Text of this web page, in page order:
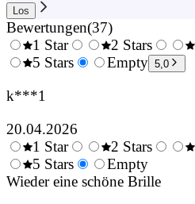
Los
Bewertungen(37)
0.5
1 Star
1.5
2 Stars
2.5
5 Stars Empty 5,0
k***1
20.04.2026
0.5
Stars
1 Star
1.5
Stars
2 Stars
5 Stars
Empty
Wieder eine schöne Brille